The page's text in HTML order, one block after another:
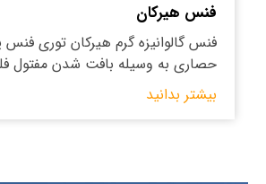
فنس هیرکان
فنس گالوانیزه گرم هیرکان توری فنس
حصاری به وسیله بافت شدن مفتول
بیشتر بدانید